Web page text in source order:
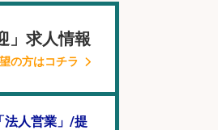
」求人情報
の方はコチラ
法人営業」/提